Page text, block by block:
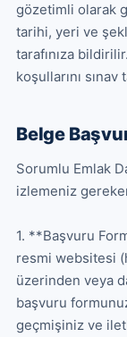
gözetimli olarak
tarihi, yeri ve
tarafınıza
koşullarını
Belge
Sorumlu Emlak
izlemeniz
1. **Başvuru
resmi websitesi
üzerinden veya
başvuru
geçmişiniz ve